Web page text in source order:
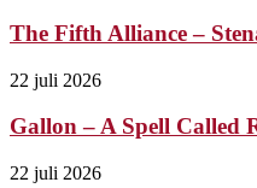
The Fifth Alliance –
22 juli 2026
Gallon – A Spell Called
22 juli 2026